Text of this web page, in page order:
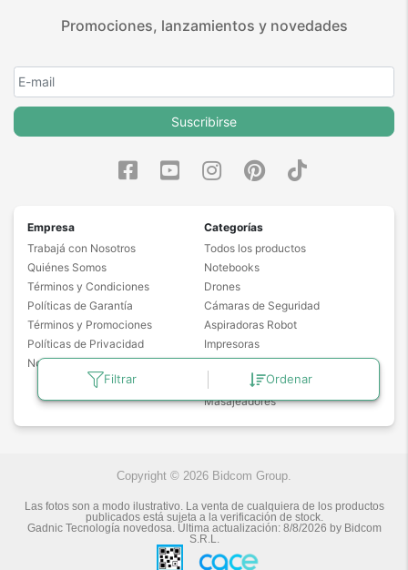
Filtrar Ordenar
Promociones, lanzamientos y novedades
Suscribirse
Empresa
Trabajá con Nosotros
Quiénes Somos
Términos y Condiciones
Políticas de Garantía
Términos y Promociones
Políticas de Privacidad
Noticias
Categorías
Todos los productos
Notebooks
Drones
Cámaras de Seguridad
Aspiradoras Robot
Impresoras
Proyectores
Freidoras de Aire
Masajeadores
Copyright © 2026 Bidcom Group.
Las fotos son a modo ilustrativo. La venta de cualquiera de los productos
publicados está sujeta a la verificación de stock.
Gadnic Tecnología novedosa.Última actualización: 8/8/2026 by Bidcom
S.R.L.